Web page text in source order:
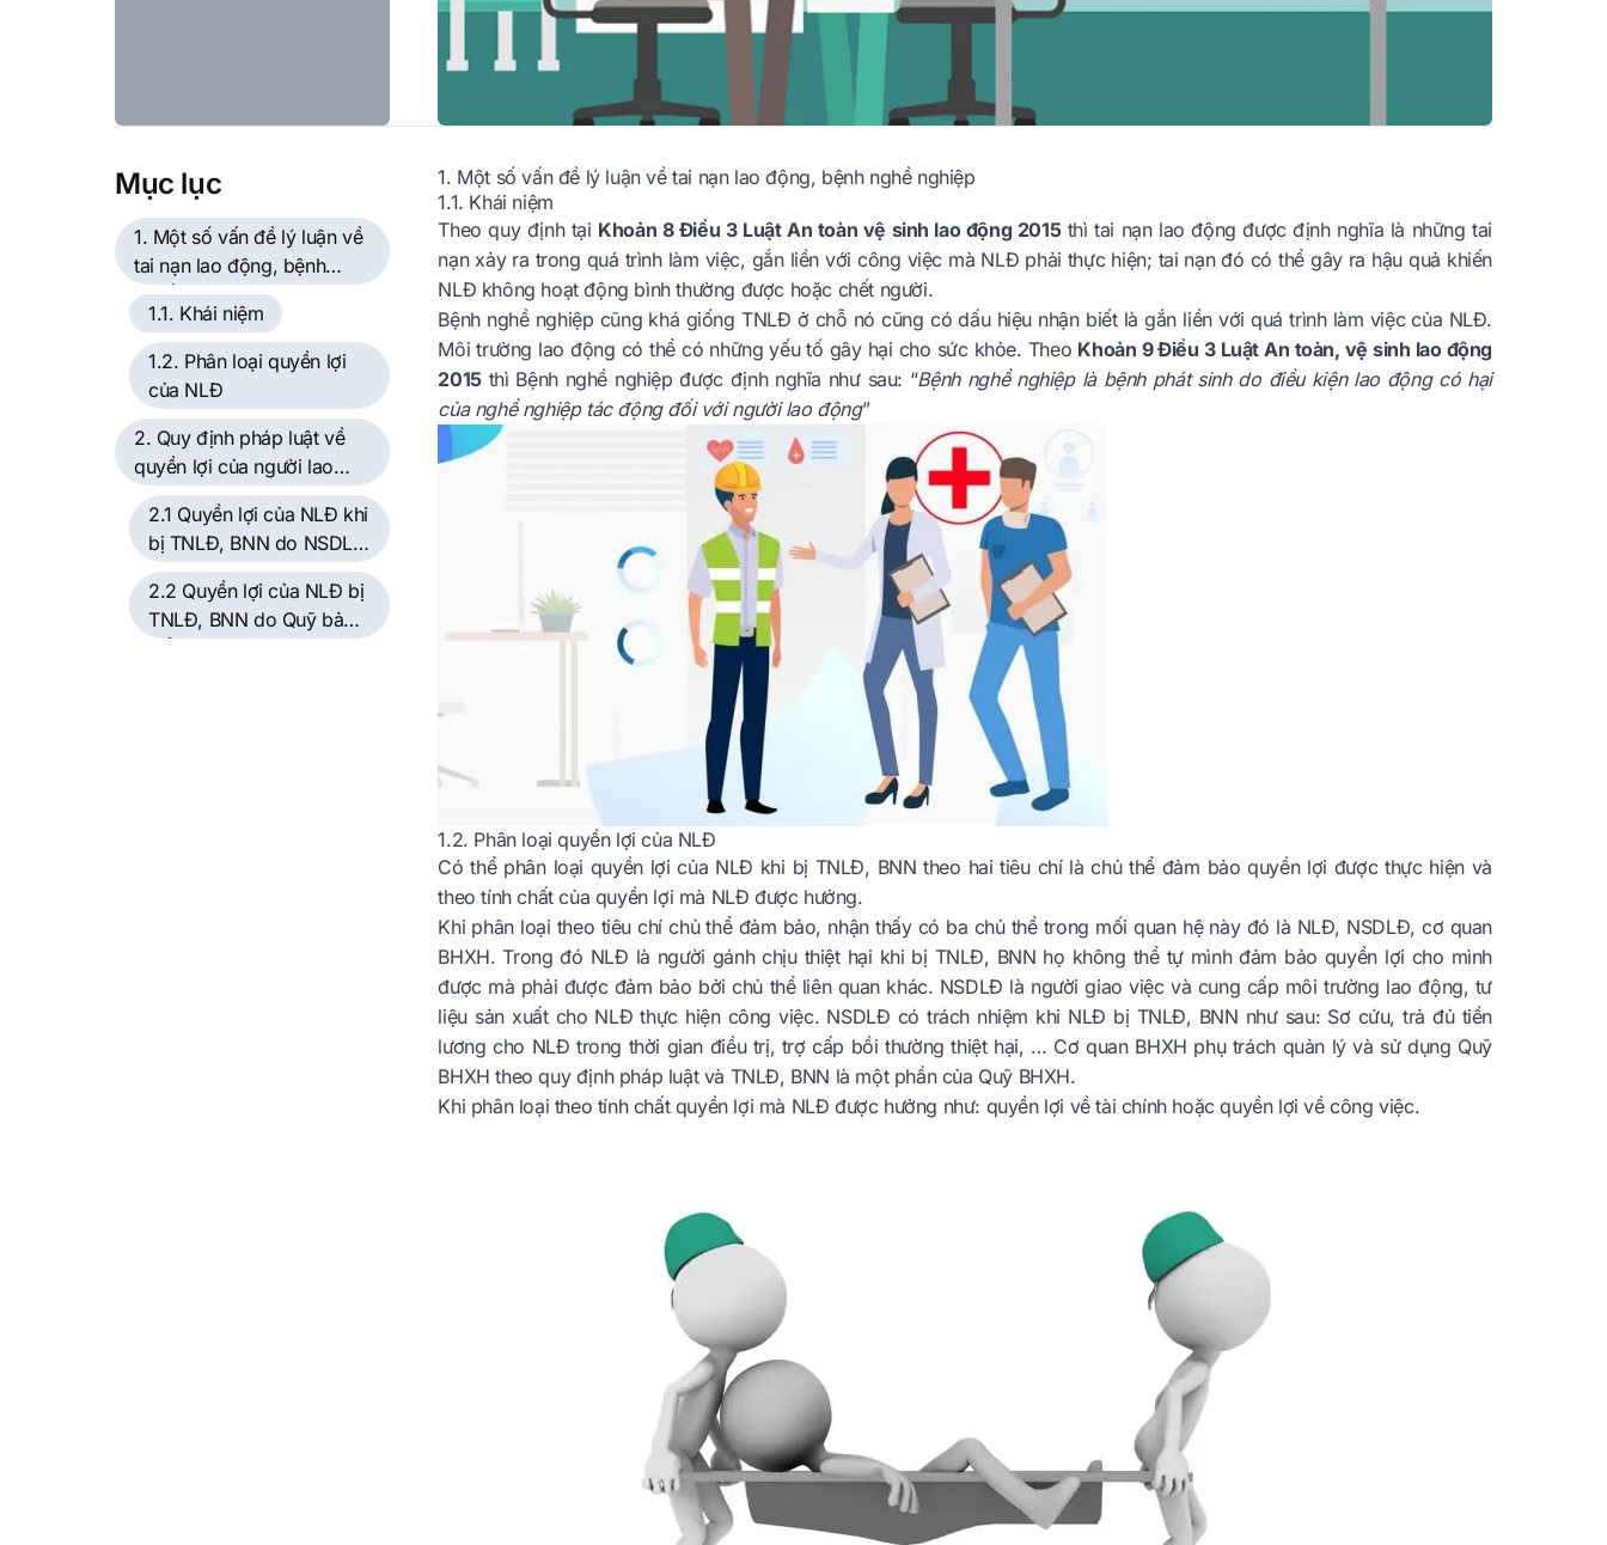
Mục lục
1. Một số vấn đề lý luận về
tai nạn lao động, bệnh
nghề nghiệp
1.1. Khái niệm
1.2. Phân loại quyền lợi
của NLĐ
2. Quy định pháp luật về
quyền lợi của người lao
động khi bị tai nạn lao
động, bệnh nghề nghiệp
2.1 Quyền lợi của NLĐ khi
bị TNLĐ, BNN do NSDLĐ
đảm bảo thực hiện
2.2 Quyền lợi của NLĐ bị
TNLĐ, BNN do Quỹ bảo
1. Một số vấn đề lý luận về tai nạn lao động, bệnh nghề nghiệp
1.1. Khái niệm
Theo quy định tại Khoản 8 Điều 3 Luật An toàn vệ sinh lao động 2015thì tai nạn lao động được định nghĩa là những tai
nạn xảy ra trong quá trình làm việc, gắn liền với công việc mà NLĐ phải thực hiện; tai nạn đó có thể gây ra hậu quả khiến
NLĐ không hoạt động bình thường được hoặc chết người.
Bệnh nghề nghiệp cũng khá giống TNLĐ ở chỗ nó cũng có dấu hiệu nhận biết là gắn liền với quá trình làm việc của NLĐ.
Môi trường lao động có thể có những yếu tố gây hại cho sức khỏe. Theo Khoản 9 Điều 3 Luật An toàn, vệ sinh lao động
2015thì Bệnh nghề nghiệp được định nghĩa như sau: “Bệnh nghề nghiệp là bệnh phát sinh do điều kiện lao động có hại
của nghề nghiệp tác động đối với người lao động”
1.2. Phân loại quyền lợi của NLĐ
Có thể phân loại quyền lợi của NLĐ khi bị TNLĐ, BNN theo hai tiêu chí là chủ thể đảm bảo quyền lợi được thực hiện và
theo tính chất của quyền lợi mà NLĐ được hưởng.
Khi phân loại theo tiêu chí chủ thể đảm bảo, nhận thấy có ba chủ thể trong mối quan hệ này đó là NLĐ, NSDLĐ, cơ quan
BHXH. Trong đó NLĐ là người gánh chịu thiệt hại khi bị TNLĐ, BNN họ không thể tự mình đảm bảo quyền lợi cho mình
được mà phải được đảm bảo bởi chủ thể liên quan khác. NSDLĐ là người giao việc và cung cấp môi trường lao động, tư
liệu sản xuất cho NLĐ thực hiện công việc. NSDLĐ có trách nhiệm khi NLĐ bị TNLĐ, BNN như sau: Sơ cứu, trả đủ tiền
lương cho NLĐ trong thời gian điều trị, trợ cấp bồi thường thiệt hại, … Cơ quan BHXH phụ trách quản lý và sử dụng Quỹ
BHXH theo quy định pháp luật và TNLĐ, BNN là một phần của Quỹ BHXH.
Khi phân loại theo tính chất quyền lợi mà NLĐ được hưởng như: quyền lợi về tài chính hoặc quyền lợi về công việc.